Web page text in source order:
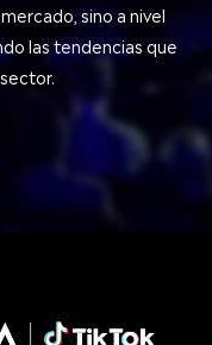
sino a nivel
las tendencias que